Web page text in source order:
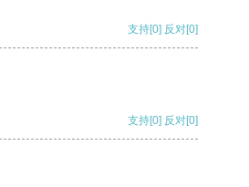
支持[0] 反对[0]
支持[0] 反对[0]